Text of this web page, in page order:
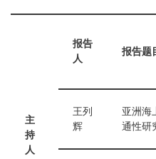
主
持
人
报告
人
报告题
王列
辉
亚洲海
通性研